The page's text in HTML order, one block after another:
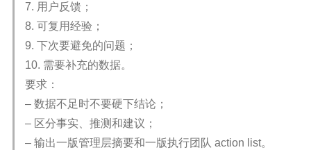
7. 用户反馈；
8. 可复用经验；
9. 下次要避免的问题；
10. 需要补充的数据。
要求：
– 数据不足时不要硬下结论；
– 区分事实、推测和建议；
– 输出一版管理层摘要和一版执行团队 action list。